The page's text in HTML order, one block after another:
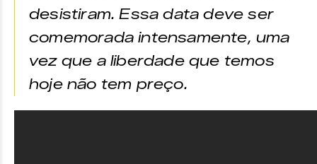
desistiram. Essa data deve ser
comemorada intensamente, uma
vez que a liberdade que temos
hoje não tem preço.